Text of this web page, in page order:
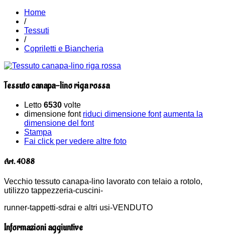
Home
/
Tessuti
/
Copriletti e Biancheria
Tessuto canapa-lino riga rossa
Letto 6530 volte
dimensione font riduci dimensione font aumenta la
dimensione del font
Stampa
Fai click per vedere altre foto
Art. 4088
Vecchio tessuto canapa-lino lavorato con telaio a rotolo,
utilizzo tappezzeria-cuscini-
runner-tappetti-sdrai e altri usi-VENDUTO
Informazioni aggiuntive